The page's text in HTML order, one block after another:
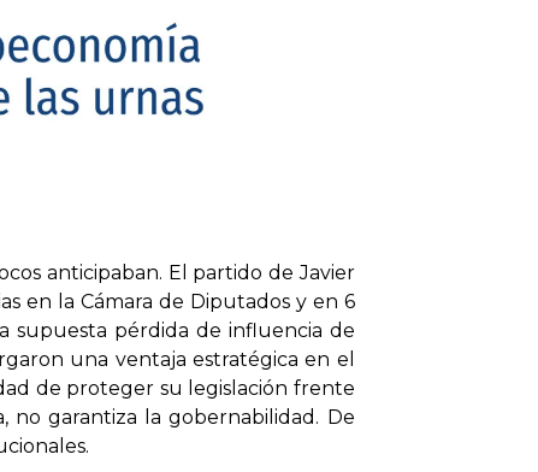
anticipaban. El partido de Javier
en la Cámara de Diputados y en 6
supuesta pérdida de influencia de
una ventaja estratégica en el
de proteger su legislación frente
no garantiza la gobernabilidad. De